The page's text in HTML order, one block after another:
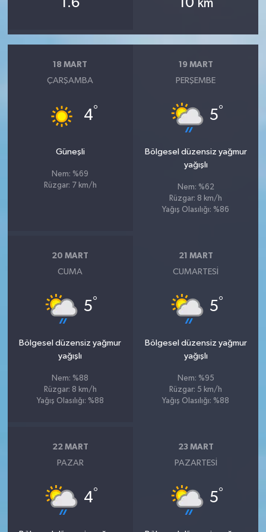
1.6 10 km
18 MART
ÇARŞAMBA
4°
Güneşli
Nem: %69
Rüzgar: 7 km/h
19 MART
PERŞEMBE
5°
Bölgesel düzensiz yağmur
yağışlı
Nem: %62
Rüzgar: 8 km/h
Yağış Olasılığı: %86
20 MART
CUMA
5°
Bölgesel düzensiz yağmur
yağışlı
Nem: %88
Rüzgar: 8 km/h
Yağış Olasılığı: %88
21 MART
CUMARTESI
5°
Bölgesel düzensiz yağmur
yağışlı
Nem: %95
Rüzgar: 5 km/h
Yağış Olasılığı: %88
22 MART
PAZAR
4°
23 MART
PAZARTESI
5°